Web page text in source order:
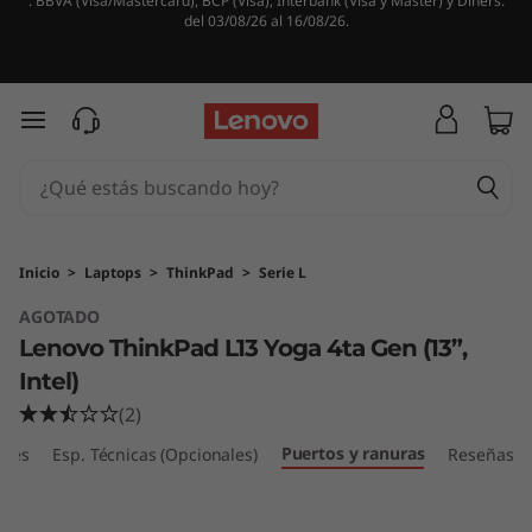
h
P
a
d
del 03/08/26 al 16/08/26.
Ir al contenido principal
Inicio > Laptops > ThinkPad > Serie L
AGOTADO
Lenovo ThinkPad L13 Yoga 4ta Gen (13”,
Intel)
(2)
Esp. Técnicas (Opcionales) Puertos y ranuras Reseñas